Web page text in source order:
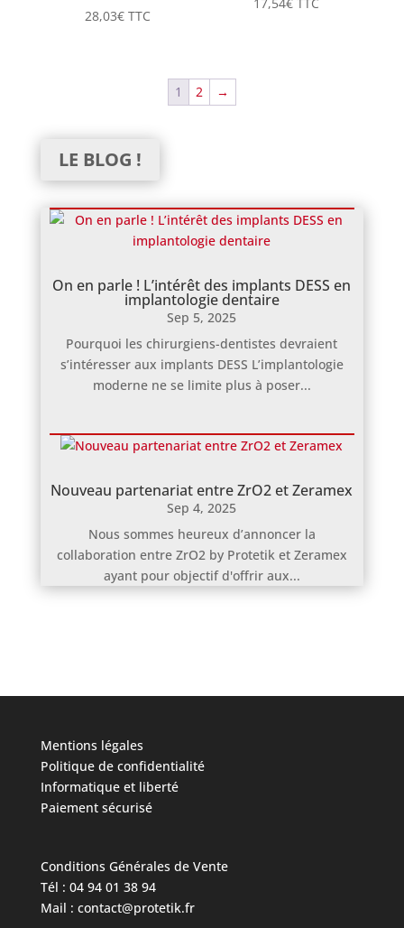
28,03€ TTC
1 2 →
LE BLOG !
On en parle ! L’intérêt des implants DESS en
implantologie dentaire
Sep 5, 2025
Pourquoi les chirurgiens-dentistes devraient
s’intéresser aux implants DESS L’implantologie
moderne ne se limite plus à poser...
Nouveau partenariat entre ZrO2 et Zeramex
Sep 4, 2025
Nous sommes heureux d’annoncer la
collaboration entre ZrO2 by Protetik et Zeramex
ayant pour objectif d'offrir aux...
Mentions légales
Politique de confidentialité
Informatique et liberté
Paiement sécurisé
Conditions Générales de Vente
Tél : 04 94 01 38 94
Mail : contact@protetik.fr